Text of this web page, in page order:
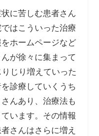
に苦しむ患者さん
はこういった治療
ホームページなど
が徐々に集まって
じり増えていった
診療していくうち
んあり、治療法も
います。その情報
さんはさらに増え